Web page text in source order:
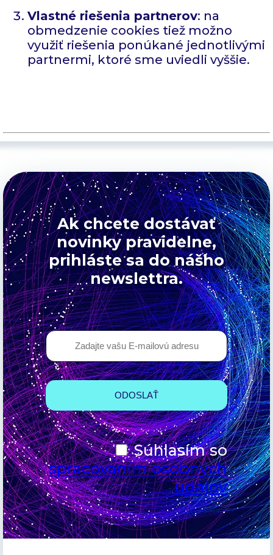
Vlastné riešenia partnerov: na
obmedzenie cookies tiež možno
využiť riešenia ponúkané jednotlivými
partnermi, ktoré sme uviedli vyššie.
Ak chcete dostávať
novinky pravidelne,
prihláste sa do nášho
newslettra.
Súhlasím so
spracovaním osobných
údajov